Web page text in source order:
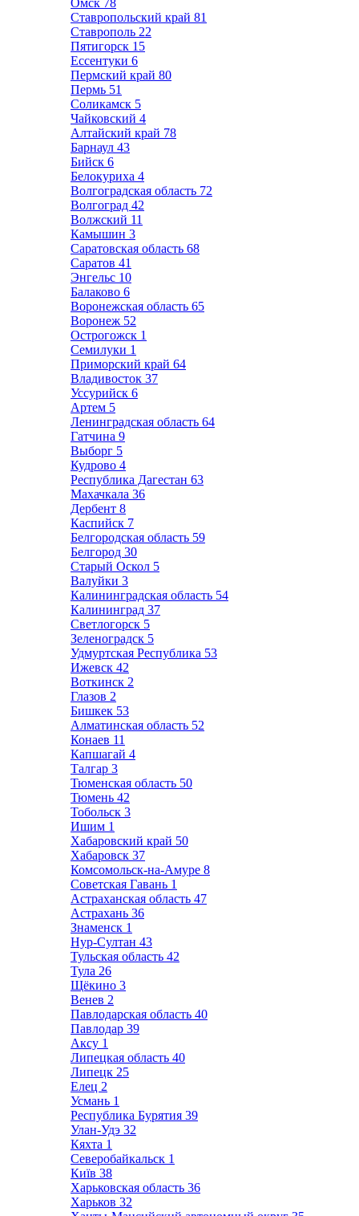
Омск 78
Ставропольский край 81
Ставрополь 22
Пятигорск 15
Ессентуки 6
Пермский край 80
Пермь 51
Соликамск 5
Чайковский 4
Алтайский край 78
Барнаул 43
Бийск 6
Белокуриха 4
Волгоградская область 72
Волгоград 42
Волжский 11
Камышин 3
Саратовская область 68
Саратов 41
Энгельс 10
Балаково 6
Воронежская область 65
Воронеж 52
Острогожск 1
Семилуки 1
Приморский край 64
Владивосток 37
Уссурийск 6
Артем 5
Ленинградская область 64
Гатчина 9
Выборг 5
Кудрово 4
Республика Дагестан 63
Махачкала 36
Дербент 8
Каспийск 7
Белгородская область 59
Белгород 30
Старый Оскол 5
Валуйки 3
Калининградская область 54
Калининград 37
Светлогорск 5
Зеленоградск 5
Удмуртская Республика 53
Ижевск 42
Воткинск 2
Глазов 2
Бишкек 53
Алматинская область 52
Конаев 11
Капшагай 4
Талгар 3
Тюменская область 50
Тюмень 42
Тобольск 3
Ишим 1
Хабаровский край 50
Хабаровск 37
Комсомольск-на-Амуре 8
Советская Гавань 1
Астраханская область 47
Астрахань 36
Знаменск 1
Нур-Султан 43
Тульская область 42
Тула 26
Щёкино 3
Венев 2
Павлодарская область 40
Павлодар 39
Аксу 1
Липецкая область 40
Липецк 25
Елец 2
Усмань 1
Республика Бурятия 39
Улан-Удэ 32
Кяхта 1
Северобайкальск 1
Київ 38
Харьковская область 36
Харьков 32